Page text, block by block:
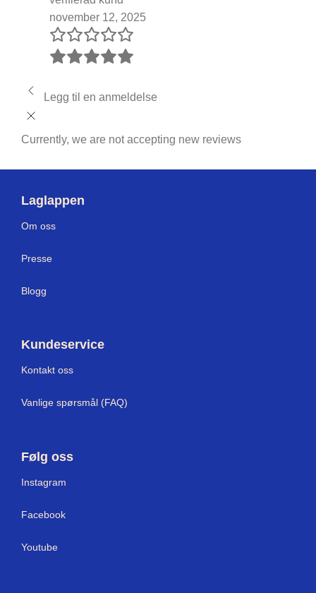
november 12, 2025
Legg til en anmeldelse
Currently, we are not accepting new reviews
Laglappen
Om oss
Presse
Blogg
Kundeservice
Kontakt oss
Vanlige spørsmål (FAQ)
Følg oss
Instagram
Facebook
Youtube